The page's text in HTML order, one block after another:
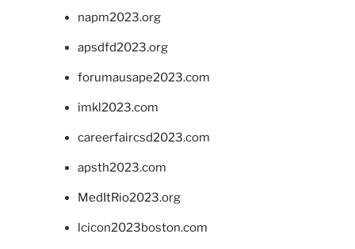
napm2023.org
apsdfd2023.org
forumausape2023.com
imkl2023.com
careerfaircsd2023.com
apsth2023.com
MedItRio2023.org
lcicon2023boston.com